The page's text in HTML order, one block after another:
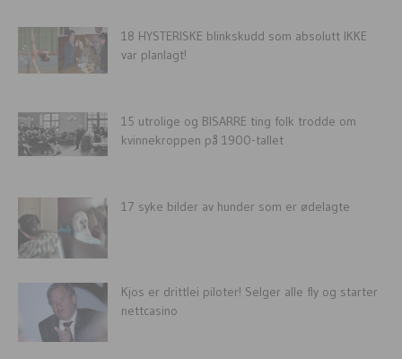
18 HYSTERISKE blinkskudd som absolutt IKKE
var planlagt!
15 utrolige og BISARRE ting folk trodde om
kvinnekroppen på 1900-tallet
17 syke bilder av hunder som er ødelagte
Kjos er drittlei piloter! Selger alle fly og starter
nettcasino